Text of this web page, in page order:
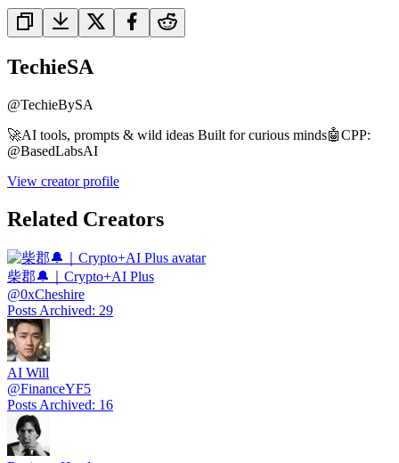
TechieSA
@TechieBySA
🚀AI tools, prompts & wild ideas Built for curious minds🤖CPP:
@BasedLabsAI
View creator profile
Related Creators
柴郡🔔｜Crypto+AI Plus
@0xCheshire
Posts Archived: 29
AI Will
@FinanceYF5
Posts Archived: 16